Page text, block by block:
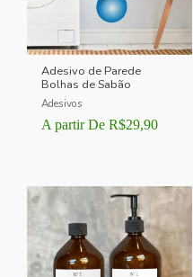
Adesivo de Parede
Bolhas de Sabão
Adesivos
A partir De R$29,90